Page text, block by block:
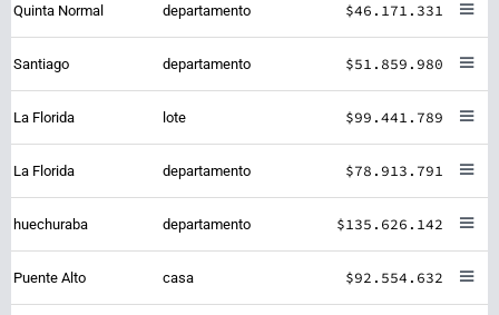
Quinta Normal departamento $46.171.331
Santiago departamento $51.859.980
La Florida lote $99.441.789
La Florida departamento $78.913.791
huechuraba departamento $135.626.142
Puente Alto casa $92.554.632